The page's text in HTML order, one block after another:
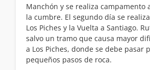
Manchón y se realiza campamento
la cumbre. El segundo día se
Los Piches y la Vuelta a Santiago.
salvo un tramo que causa mayor
a Los Piches, donde se debe pasar
pequeños pasos de roca.